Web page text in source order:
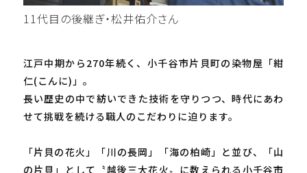
11代目の後継ぎ・松井佑介さん
江戸中期から270年続く、小千谷市片貝町の染物屋「紺
仁(こんに)」。
長い歴史の中で紡いできた技術を守りつつ、時代にあわ
せて挑戦を続ける職人のこだわりに迫ります。
「片貝の花火」「川の長岡」「海の柏崎」と並び、「山
の片貝」として〝越後三大花火〟に数えられる小千谷市